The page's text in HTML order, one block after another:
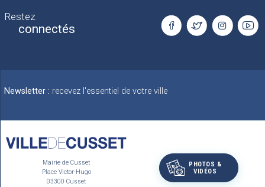
Restez
connectés
Newsletter : recevez l'essentiel de votre ville
Mairie de Cusset
Place Victor-Hugo
03300 Cusset
PHOTOS &
VIDÉOS